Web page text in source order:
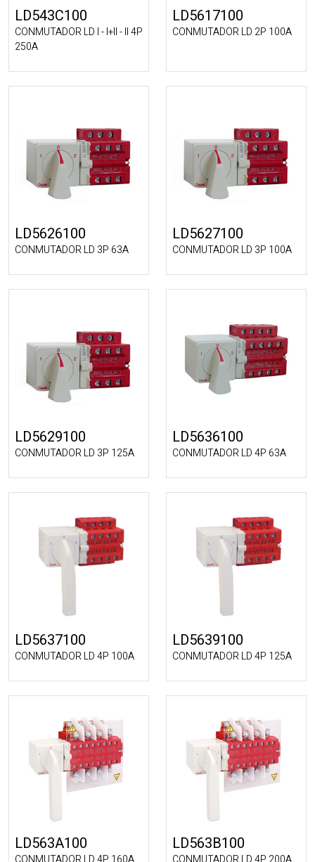
LD543C100
CONMUTADOR LD I - I+II - II 4P
250A
LD5617100
CONMUTADOR LD 2P 100A
LD5626100
CONMUTADOR LD 3P 63A
LD5627100
CONMUTADOR LD 3P 100A
LD5629100
CONMUTADOR LD 3P 125A
LD5636100
CONMUTADOR LD 4P 63A
LD5637100
CONMUTADOR LD 4P 100A
LD5639100
CONMUTADOR LD 4P 125A
LD563A100 LD563B100